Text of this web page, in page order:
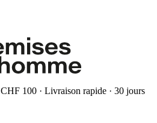
100 · Livraison rapide · 30 jours